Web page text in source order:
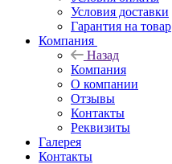
Условия доставки
Гарантия на товар
Компания
Назад
Компания
О компании
Отзывы
Контакты
Реквизиты
Галерея
Контакты